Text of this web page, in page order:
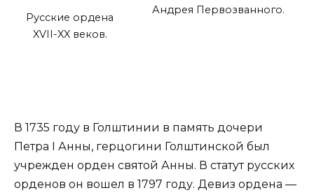
Русские ордена
XVII-XX веков.
Андрея Первозванного.
В 1735 году в Голштинии в память дочери
Петра I Анны, герцогини Голштинской был
учрежден орден святой Анны. В статут русских
орденов он вошел в 1797 году. Девиз ордена —